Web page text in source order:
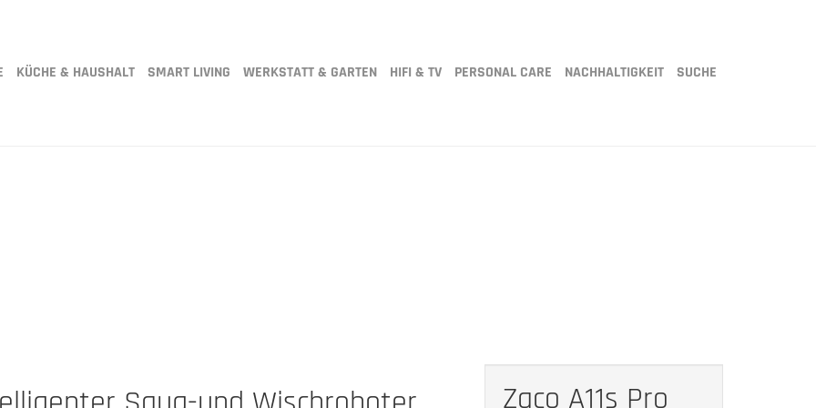
KÜCHE & HAUSHALT SMART LIVING WERKSTATT & GARTEN HIFI & TV PERSONAL CARE NACHHALTIGKEIT SUCHE
Zaco A11s Pro